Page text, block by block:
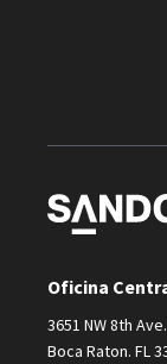
Oficina
3651 NW 8th Ave.
Boca Raton. FL